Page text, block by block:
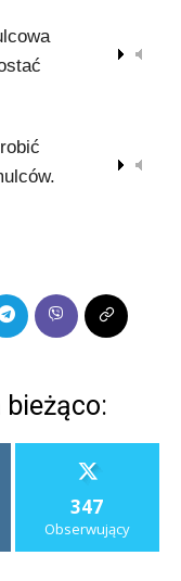
bieżąco:
347
Obserwujący